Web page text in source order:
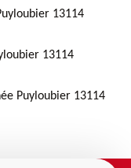
13114
13114
Puyloubier 13114